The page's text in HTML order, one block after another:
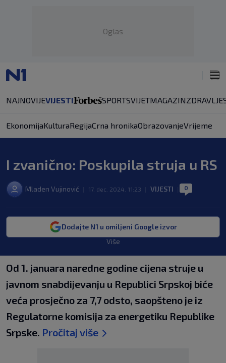
Oglas
NAJNOVIJEVIJESTI SPORTSVIJETMAGAZINZDRAVLJE
EkonomijaKulturaRegijaCrna hronikaObrazovanjeVrijeme
I zvanično: Poskupila struja u RS
Mladen Vujinović 17. dec. 2024. 11:23 VIJESTI 0
Dodajte N1 u omiljeni Google izvor
Više
Od 1. januara naredne godine cijena struje u
javnom snabdijevanju u Republici Srpskoj biće
veća prosječno za 7,7 odsto, saopšteno je iz
Regulatorne komisija za energetiku Republike
Srpske. Pročitaj više